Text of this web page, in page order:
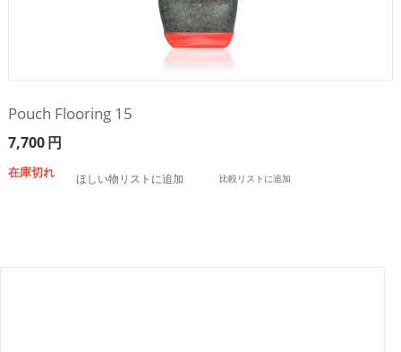
Pouch Flooring 15
7,700円
在庫切れ ほしい物リストに追加 比較リストに追加